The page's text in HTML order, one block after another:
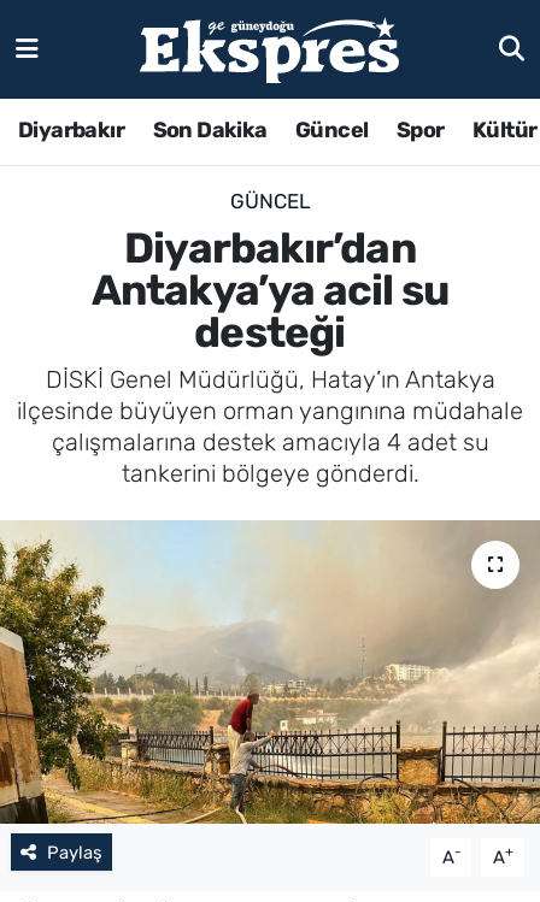
Diyarbakır Son Dakika Güncel Spor
GÜNCEL
Diyarbakır’dan
Antakya’ya acil su
desteği
DİSKİ Genel Müdürlüğü, Hatay’ın Antakya
ilçesinde büyüyen orman yangınına müdahale
çalışmalarına destek amacıyla 4 adet su
tankerini bölgeye gönderdi.
Paylaş A- A+